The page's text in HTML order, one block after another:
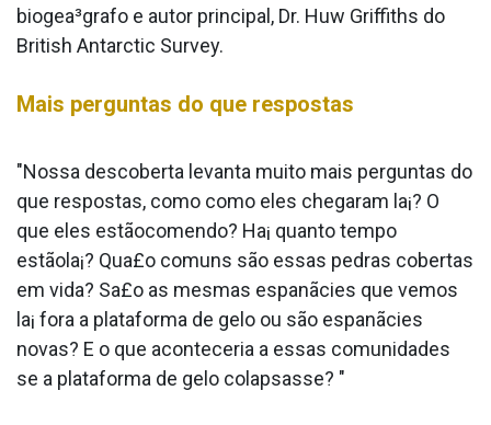
biogea³grafo e autor principal, Dr. Huw Griffiths do
British Antarctic Survey.
Mais perguntas do que respostas
"Nossa descoberta levanta muito mais perguntas do
que respostas, como como eles chegaram la¡? O
que eles estãocomendo? Ha¡ quanto tempo
estãola¡? Qua£o comuns são essas pedras cobertas
em vida? Sa£o as mesmas espanãcies que vemos
la¡ fora a plataforma de gelo ou são espanãcies
novas? E o que aconteceria a essas comunidades
se a plataforma de gelo colapsasse? "